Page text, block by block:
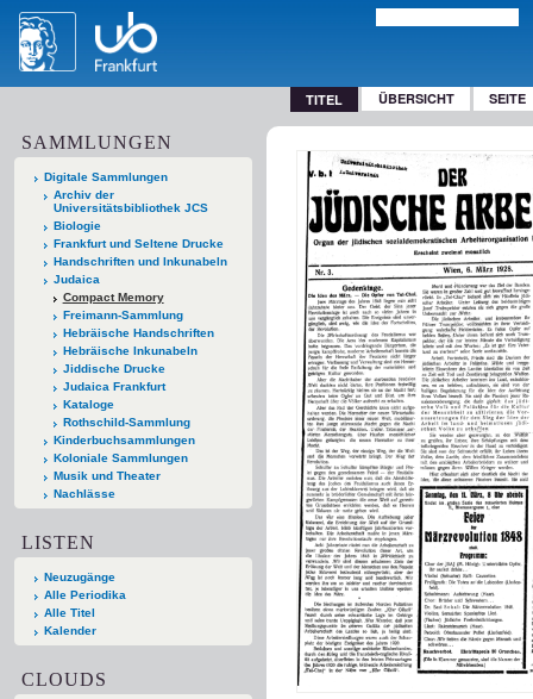
TITEL ÜBERSICHT SEITE
SAMMLUNGEN
Digitale Sammlungen
Archiv der
Universitätsbibliothek JCS
Biologie
Frankfurt und Seltene Drucke
Handschriften und Inkunabeln
Judaica
Compact Memory
Freimann-Sammlung
Hebräische Handschriften
Hebräische Inkunabeln
Jiddische Drucke
Judaica Frankfurt
Kataloge
Rothschild-Sammlung
Kinderbuchsammlungen
Koloniale Sammlungen
Musik und Theater
Nachlässe
LISTEN
Neuzugänge
Alle Periodika
Alle Titel
Kalender
CLOUDS